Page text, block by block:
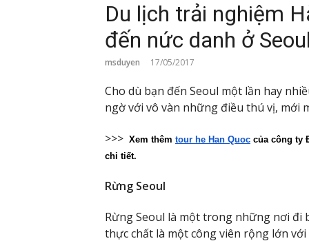
Du lịch trải nghiệm
đến nức danh ở
msduyen 17/05/2017
Cho dù bạn đến Seoul một lần hay
ngờ với vô vàn những điều thú vị, mới
>>> Xem thêm tour he Han Quoc của công ty
chi tiết.
Rừng Seoul
Rừng Seoul là một trong những nơi đi
thực chất là một công viên rộng lớn